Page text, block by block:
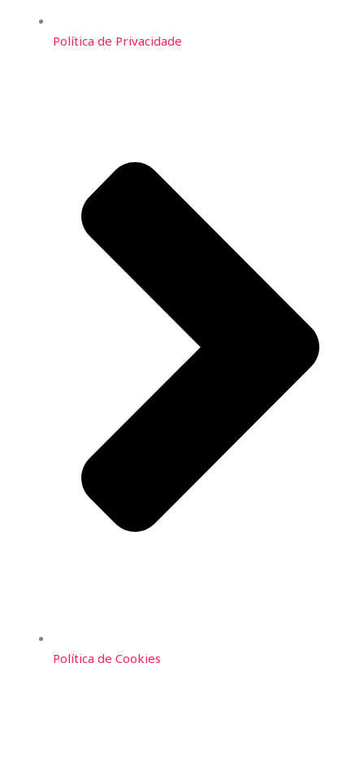
Política de Privacidade
Política de Cookies